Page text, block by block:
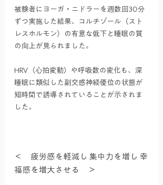
被験者にヨーガ・ニドラーを週数回30分
ずつ実施した結果、コルチゾール（スト
レスホルモン）の有意な低下と睡眠の質
の向上が見られました。
HRV（心拍変動）や呼吸数の変化も、深
睡眠に類似した副交感神経優位の状態が
短時間で誘導されていることが示されま
した。
＜　疲労感を軽減し 集中力を増し 幸
福感を増大させる　＞